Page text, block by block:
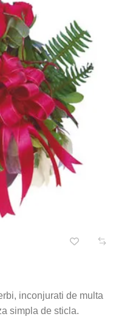
inconjurati de multa
simpla de sticla.